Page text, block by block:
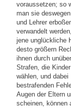
voraussetzen; so
man sie
und Lehrer
verwandelt
jene unglückliche
desto größern
ihnen durch
Strafen, die
wählen, und dabei
bestrafenden
Augen der Eltern
scheinen, können